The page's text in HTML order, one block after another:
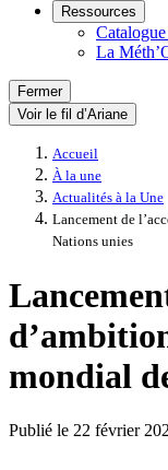
Ressources
Catalogue
La
Fermer
Voir le fil d’Ariane
Accueil
À la une
Actualités à la Une
Lancement de
Nations unies
mondial
Publié le 22 février